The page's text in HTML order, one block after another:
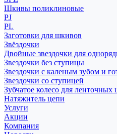
Шкивы поликлиновые
PJ
PL
Заготовки для шкивов
Звёздочки
Двойные звездочки для
Звездочки без ступицы
Звездочки с каленым зубом и
Звездочки со ступицей
Зубчатое колесо для ленточных
Натяжитель цепи
Услуги
Акции
Компания